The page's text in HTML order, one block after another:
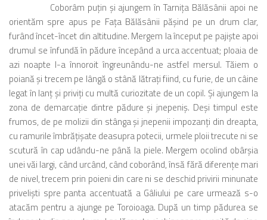
Coborâm puţin şi ajungem în Tarniţa Bălăsânii apoi ne
orientăm spre apus pe Faţa Bălăsânii păşind pe un drum clar,
furând încet-încet din altitudine. Mergem la început pe pajişte apoi
drumul se înfundă în pădure începând a urca accentuat; ploaia de
azi noapte l-a înnoroit îngreunându-ne astfel mersul. Tăiem o
poiană şi trecem pe lângă o stână lătraţi fiind, cu furie, de un câine
legat în lanţ şi priviţi cu multă curiozitate de un copil. Şi ajungem la
zona de demarcaţie dintre pădure şi jnepeniş. Deşi timpul este
frumos, de pe molizii din stânga şi jnepenii impozanţi din dreapta,
cu ramurile îmbrăţişate deasupra potecii, urmele ploii trecute ni se
scutură în cap udându-ne până la piele. Mergem ocolind obârşia
unei văi largi, când urcând, când coborând, însă fără diferenţe mari
de nivel, trecem prin poieni din care ni se deschid privirii minunate
privelişti spre panta accentuată a Gâliului pe care urmează s-o
atacăm pentru a ajunge pe Toroioaga. După un timp pădurea se